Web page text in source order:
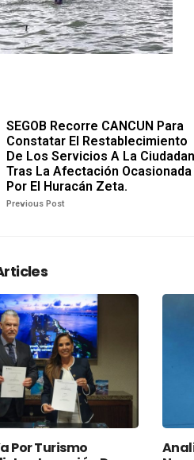
SEGOB Recorre CANCUN Para
Constatar El Restablecimiento
De Los Servicios A La
Tras La Afectación Ocasionada
Por El Huracán Zeta.
Previous Post
Por Turismo